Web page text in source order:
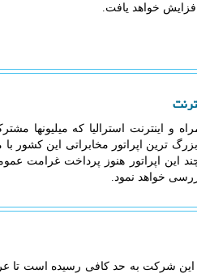
و اینترنت استرالیا که میلیونها
ترین اپراتور مخابراتی این کشور
اپراتور هنوز پرداخت غرامت عمومی
خواهد نمود.
این شرکت به حد کافی رسیده است تا